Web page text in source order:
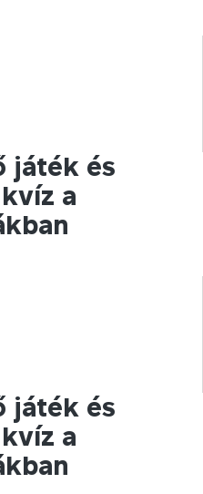
játék és
a
játék és
a